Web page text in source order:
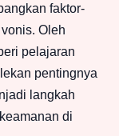
faktor-
Oleh
pelajaran
pentingnya
langkah
di